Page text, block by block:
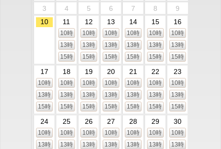
3
4 5 6 7 8
9
10
11
10時
13時
15時
12
10時
13時
15時
13
10時
13時
15時
14
10時
13時
15時
15
10時
13時
15時
16
10時
13時
15時
17
10時
13時
15時
18
10時
13時
15時
19
10時
13時
15時
20
10時
13時
15時
21
10時
13時
15時
22
10時
13時
15時
23
10時
13時
15時
24
10時
13時
25
10時
13時
26
10時
13時
27
10時
13時
28
10時
13時
29
10時
13時
30
10時
13時